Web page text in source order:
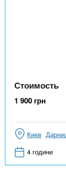
Стоимость
1 900 грн
Киев
4 години